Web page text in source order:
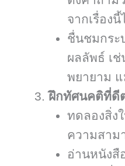
จากเรื่องนี้
ชื่นชมกระ
ผลลัพธ์ เ
พยายาม แ
ฝึกทัศนคติที่ดี
ทดลองสิ่ง
ความสาม
อ่านหนังสื